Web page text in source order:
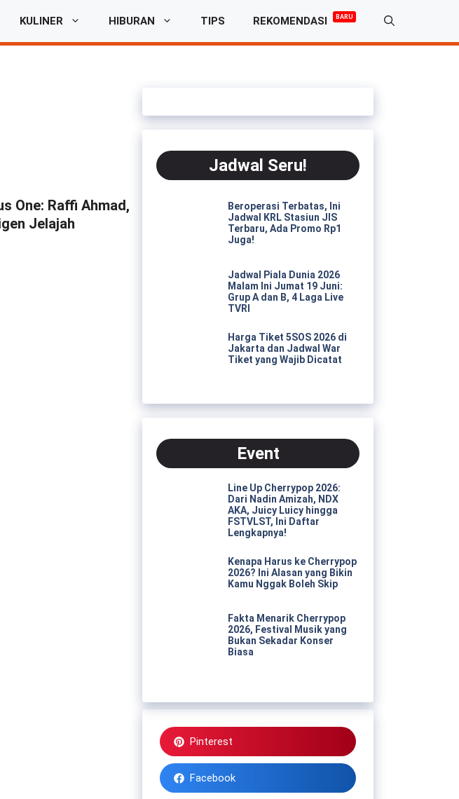
KULINER HIBURAN TIPS REKOMENDASI BARU
One: Raffi Ahmad,
Jelajah
Jadwal Seru!
Beroperasi Terbatas, Ini
Jadwal KRL Stasiun JIS
Terbaru, Ada Promo Rp1
Juga!
Jadwal Piala Dunia 2026
Malam Ini Jumat 19 Juni:
Grup A dan B, 4 Laga Live
TVRI
Harga Tiket 5SOS 2026 di
Jakarta dan Jadwal War
Tiket yang Wajib Dicatat
Event
Line Up Cherrypop 2026:
Dari Nadin Amizah, NDX
AKA, Juicy Luicy hingga
FSTVLST, Ini Daftar
Lengkapnya!
Kenapa Harus ke Cherrypop
2026? Ini Alasan yang Bikin
Kamu Nggak Boleh Skip
Fakta Menarik Cherrypop
2026, Festival Musik yang
Bukan Sekadar Konser
Biasa
Pinterest
Facebook